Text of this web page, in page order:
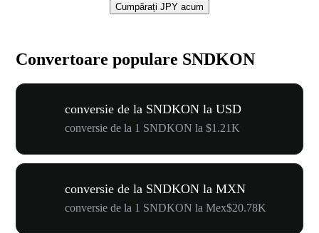
Cumpărați JPY acum
Convertoare populare SNDKON
conversie de la SNDKON la USD
conversie de la 1 SNDKON la $1.21K
conversie de la SNDKON la MXN
conversie de la 1 SNDKON la Mex$20.78K